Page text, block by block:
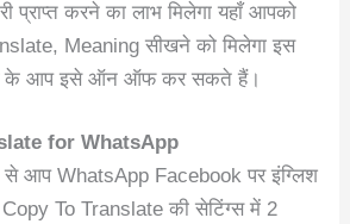
प्राप्त करने का लाभ मिलेगा यहाँ आपको
Meaning सीखने को मिलेगा इस
के आप इसे ऑन ऑफ कर सकते हैं।
for WhatsApp
से आप WhatsApp Facebook पर इंग्लिश
To Translate की सेटिंग्स में 2